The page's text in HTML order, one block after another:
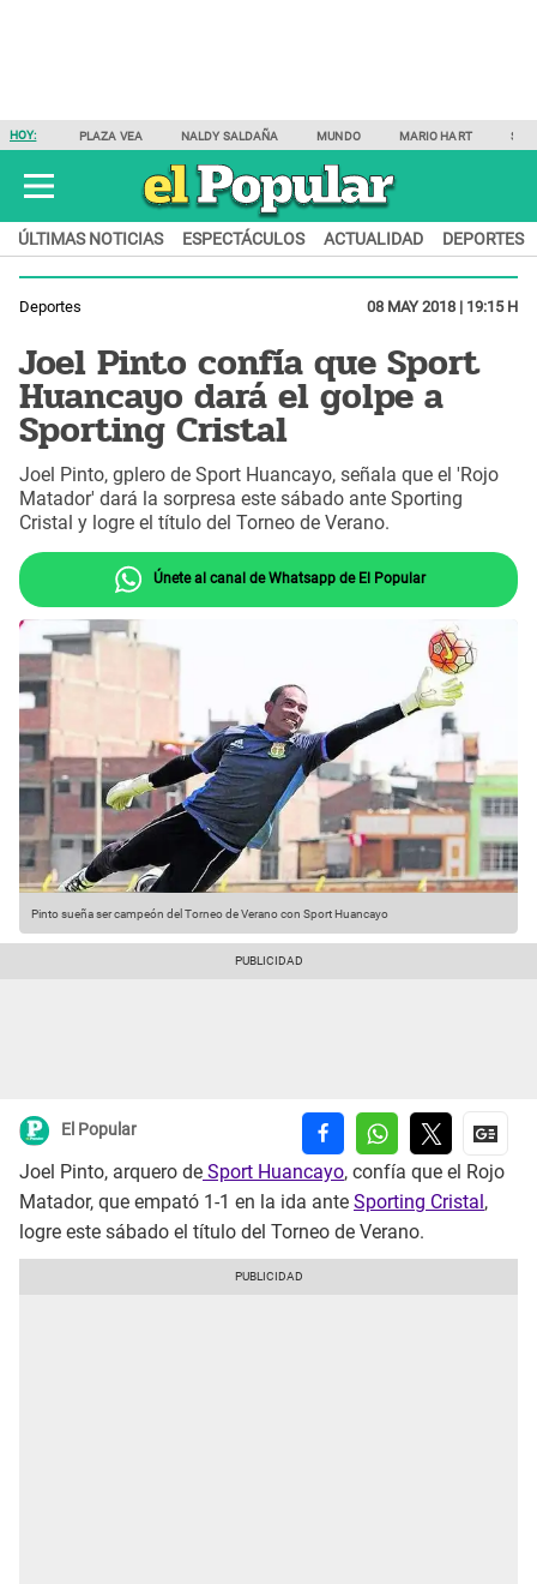
HOY: PLAZA VEA NALDY SALDAÑA MUNDO MARIO HART
ÚLTIMAS NOTICIAS ESPECTÁCULOS ACTUALIDAD DEPORTES
Deportes 08 MAY 2018 | 19:15 H
Joel Pinto confía que Sport
Huancayo dará el golpe a
Sporting Cristal
Joel Pinto, gplero de Sport Huancayo, señala que el 'Rojo
Matador' dará la sorpresa este sábado ante Sporting
Cristal y logre el título del Torneo de Verano.
Únete al canal de Whatsapp de El Popular
Pinto sueña ser campeón del Torneo de Verano con Sport Huancayo
El Popular
Joel Pinto, arquero de Sport Huancayo, confía que el Rojo
Matador, que empató 1-1 en la ida ante Sporting Cristal ,
logre este sábado el título del Torneo de Verano.